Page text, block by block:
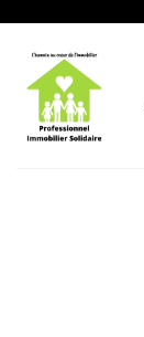
content